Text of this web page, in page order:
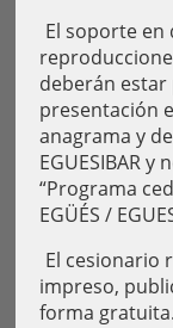
El soporte en
deberán
presentación
anagrama y
EGUESIBAR
“Programa
EGÜÉS /
El cesionario
impreso,
forma gratuita.